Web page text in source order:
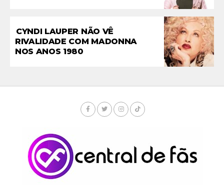
CYNDI LAUPER NÃO VÊ
RIVALIDADE COM MADONNA
NOS ANOS 1980